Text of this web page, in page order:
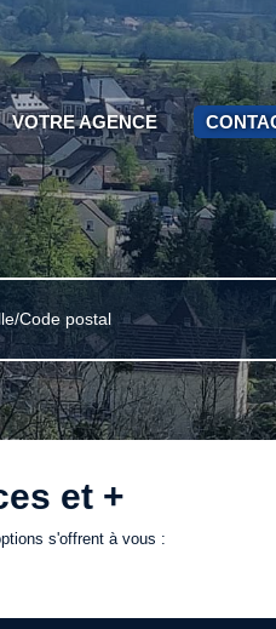
VOTRE AGENCE
Code postal
et +
s'offrent à vous :